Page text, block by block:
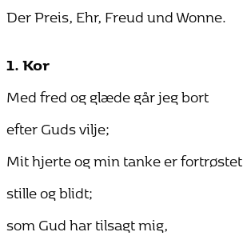
Der Preis, Ehr, Freud und Wonne.
1. Kor
Med fred og glæde går jeg bort
efter Guds vilje;
Mit hjerte og min tanke er fortrøstet
stille og blidt;
som Gud har tilsagt mig,